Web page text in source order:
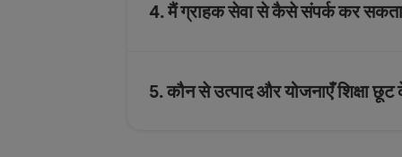
4. मैं ग्राहक सेवा से कैसे संपर्क कर
5. कौन से उत्पाद और योजनाएँ शिक्षा छूट